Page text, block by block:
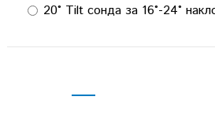
20° Tilt сонда за 16°-24°